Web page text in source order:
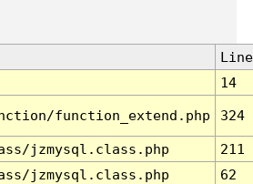
Line
14
function_extend.php 324
jzmysql.class.php
211
jzmysql.class.php
62